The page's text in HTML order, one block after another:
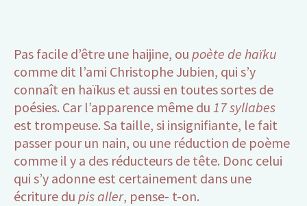
Pas facile d’être une haijine, ou poète de haïku
comme dit l’ami Christophe Jubien, qui s’y
connaît en haïkus et aussi en toutes sortes de
poésies. Car l’apparence même du 17 syllabes
est trompeuse. Sa taille, si insignifiante, le fait
passer pour un nain, ou une réduction de poème
comme il y a des réducteurs de tête. Donc celui
qui s’y adonne est certainement dans une
écriture du pis aller, pense- t-on.